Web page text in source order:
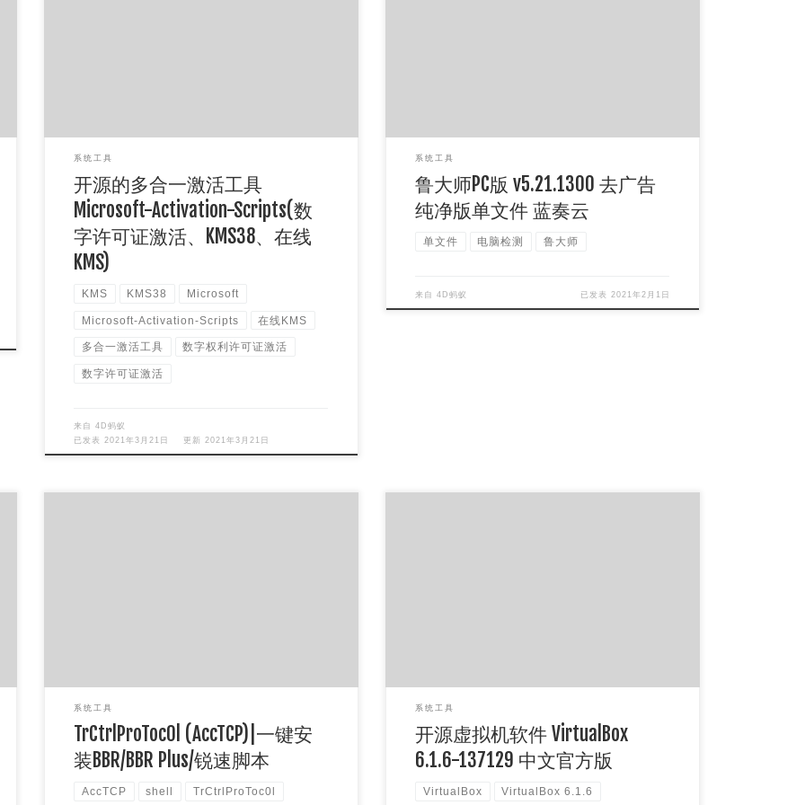
系统工具
开源的多合一激活工具
Microsoft-Activation-Scripts(数
字许可证激活、KMS38、在线
KMS)
KMS KMS38 Microsoft
Microsoft-Activation-Scripts 在线KMS
多合一激活工具 数字权利许可证激活
数字许可证激活
来自4D蚂蚁
已发表2021年3月21日 更新2021年3月21日
系统工具
鲁大师PC版 v5.21.1300 去广告
纯净版单文件 蓝奏云
单文件 电脑检测 鲁大师
来自4D蚂蚁 已发表 2021年2月1日
系统工具
TrCtrlProToc0l (AccTCP)|一键安
装BBR/BBR Plus/锐速脚本
AccTCP shell TrCtrlProToc0l
系统工具
开源虚拟机软件 VirtualBox
6.1.6-137129 中文官方版
VirtualBox VirtualBox 6.1.6